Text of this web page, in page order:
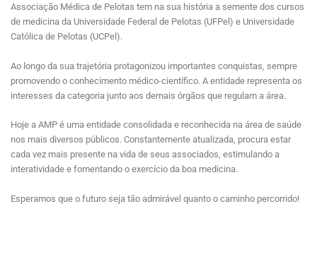
Associação Médica de Pelotas tem na sua história a semente dos cursos
de medicina da Universidade Federal de Pelotas (UFPel) e Universidade
Católica de Pelotas (UCPel).
Ao longo da sua trajetória protagonizou importantes conquistas, sempre
promovendo o conhecimento médico-científico. A entidade representa os
interesses da categoria junto aos demais órgãos que regulam a área.
Hoje a AMP é uma entidade consolidada e reconhecida na área de saúde
nos mais diversos públicos. Constantemente atualizada, procura estar
cada vez mais presente na vida de seus associados, estimulando a
interatividade e fomentando o exercício da boa medicina.
Esperamos que o futuro seja tão admirável quanto o caminho percorrido!